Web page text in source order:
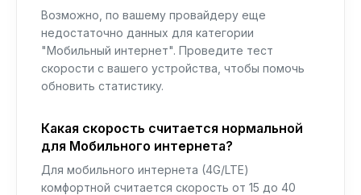
Возможно, по вашему провайдеру еще
недостаточно данных для категории
"Мобильный интернет". Проведите тест
скорости с вашего устройства, чтобы помочь
обновить статистику.
Какая скорость считается нормальной
для Мобильного интернета?
Для мобильного интернета (4G/LTE)
комфортной считается скорость от 15 до 40